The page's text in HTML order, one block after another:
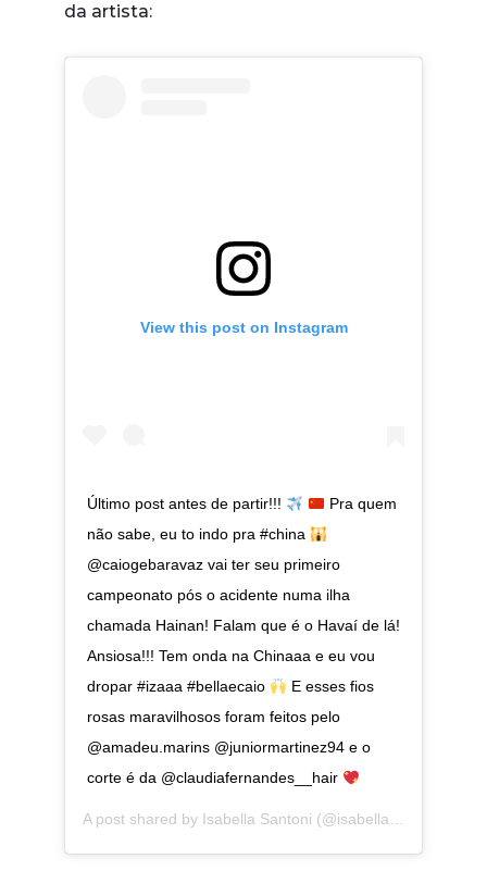
da artista:
View this post on Instagram
Último post antes de partir!!!
Pra quem
não sabe, eu to indo pra #china
@caiogebaravaz vai ter seu primeiro
campeonato pós o acidente numa ilha
chamada Hainan! Falam que é o Havaí de lá!
Ansiosa!!! Tem onda na Chinaaa e eu vou
dropar #izaaa #bellaecaio
E esses fios
rosas maravilhosos foram feitos pelo
@amadeu.marins @juniormartinez94 e o
corte é da @claudiafernandes__hair
A post shared by Isabella Santoni (@isabellasantoni) on